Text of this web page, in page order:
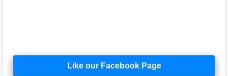
Like our Facebook Page